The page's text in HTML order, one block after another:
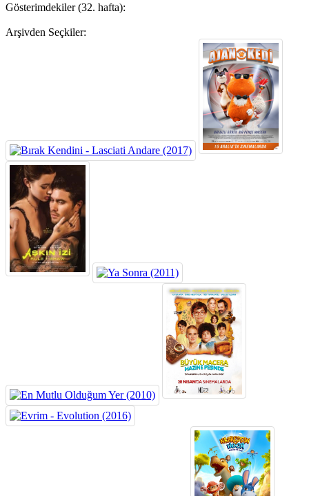
Gösterimdekiler (32. hafta):
Arşivden Seçkiler: